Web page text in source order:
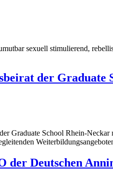
sexuell stimulierend,
der Graduate
Graduate School Rhein-
der Deutschen